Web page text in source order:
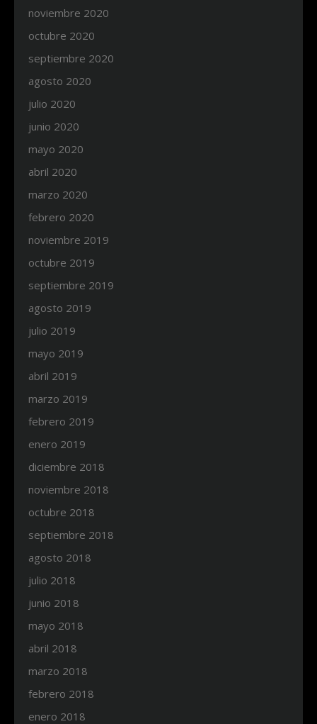
noviembre 2020
octubre 2020
septiembre 2020
agosto 2020
julio 2020
junio 2020
mayo 2020
abril 2020
marzo 2020
febrero 2020
noviembre 2019
octubre 2019
septiembre 2019
agosto 2019
julio 2019
mayo 2019
abril 2019
marzo 2019
febrero 2019
enero 2019
diciembre 2018
noviembre 2018
octubre 2018
septiembre 2018
agosto 2018
julio 2018
junio 2018
mayo 2018
abril 2018
marzo 2018
febrero 2018
enero 2018